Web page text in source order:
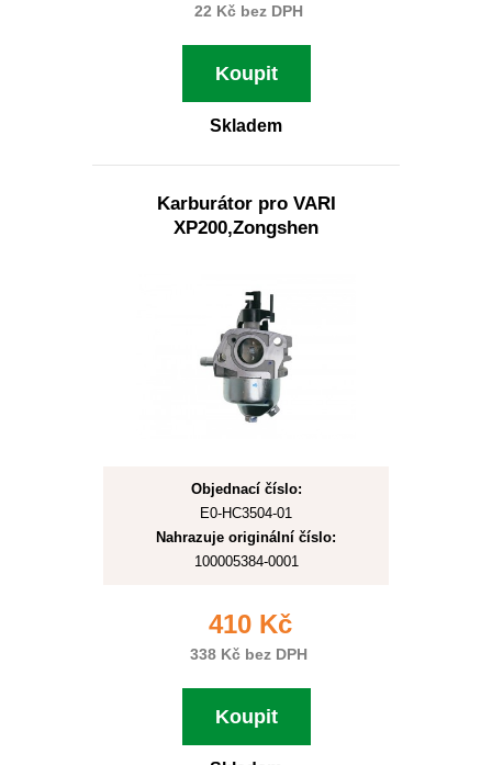
22 Kč bez DPH
Koupit
Skladem
Karburátor pro VARI
XP200,Zongshen
Objednací číslo:
E0-HC3504-01
Nahrazuje originální číslo:
100005384-0001
410 Kč
338 Kč bez DPH
Koupit